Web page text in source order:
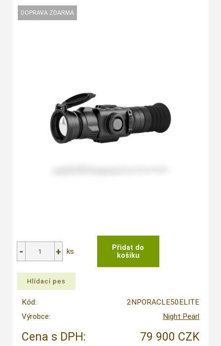
ks
Kód:
2NPORACLE50ELITE
Výrobce:
Night Pearl
Cena s DPH: 79 900 CZK